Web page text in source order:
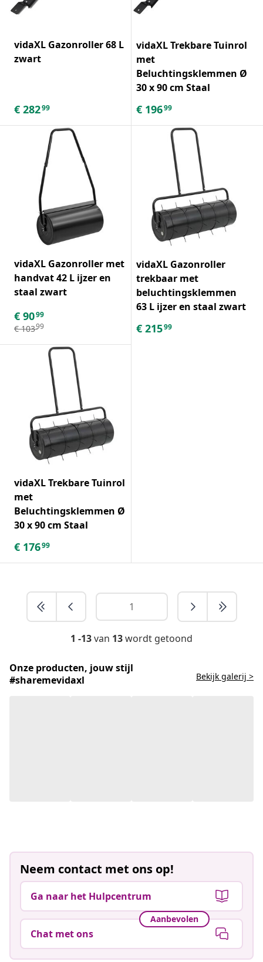
vidaXL Gazonroller 68 L
zwart
€ 28299
vidaXL Trekbare Tuinrol
met
Beluchtingsklemmen Ø
30 x 90 cm Staal
€ 19699
vidaXL Gazonroller met
handvat 42 L ijzer en
staal zwart
€ 9099
€ 10399
vidaXL Gazonroller
trekbaar met
beluchtingsklemmen
63 L ijzer en staal zwart
€ 21599
vidaXL Trekbare Tuinrol
met
Beluchtingsklemmen Ø
30 x 90 cm Staal
€ 17699
1 -13van 13wordt getoond
Onze producten, jouw stijl
#sharemevidaxl
Bekijk galerij >
Neem contact met ons op!
Ga naar het Hulpcentrum
Aanbevolen
Chat met ons